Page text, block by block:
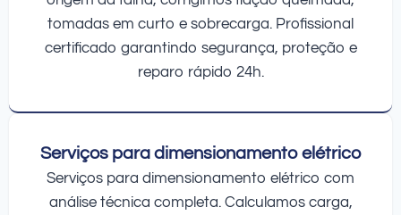
tomadas em curto e sobrecarga. Profissional
certificado garantindo segurança, proteção e
reparo rápido 24h.
Serviços para dimensionamento elétrico
Serviços para dimensionamento elétrico com
análise técnica completa. Calculamos carga,